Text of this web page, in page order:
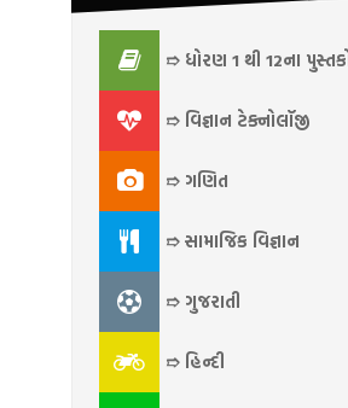
➱ ધોરણ 1 થી 12ના
➱ વિજ્ઞાન ટેક્નોલૉજી
➱ ગણિત
➱ સામાજિક વિજ્ઞાન
➱ ગુજરાતી
➱ હિન્દી